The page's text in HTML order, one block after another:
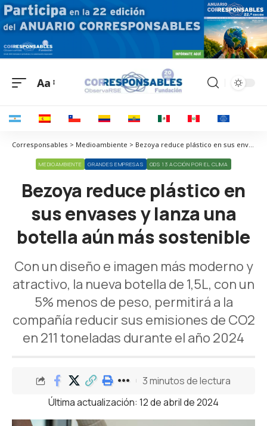
Aa
Corresponsables > Medioambiente > Bezoya reduce plástico en sus envases y lanza una botella aún más sostenible
MEDIOAMBIENTE GRANDES EMPRESAS ODS 13 ACCIÓN POR EL CLIMA
Bezoya reduce plástico en
sus envases y lanza una
botella aún más sostenible
Con un diseño e imagen más moderno y
atractivo, la nueva botella de 1,5L, con un
5% menos de peso, permitirá a la
compañía reducir sus emisiones de CO2
en 211 toneladas durante el año 2024
Última actualización: 12 de abril de 2024
3 minutos de lectura